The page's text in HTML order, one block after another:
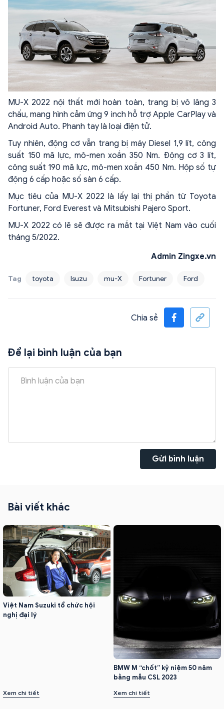
MU-X 2022 nội thất mới hoàn toàn, trang bị vô lăng 3
chấu, mang hình cảm ứng 9 inch hỗ trợ Apple CarPlay và
Android Auto. Phanh tay là loại điện tử.
Tuy nhiên, động cơ vẫn trang bị máy Diesel 1,9 lít, công
suất 150 mã lực, mô-men xoắn 350 Nm. Động cơ 3 lít,
công suất 190 mã lực, mô-men xoắn 450 Nm. Hộp số tự
động 6 cấp hoặc số sàn 6 cấp.
Mục tiêu của MU-X 2022 là lấy lại thị phần từ Toyota
Fortuner, Ford Everest và Mitsubishi Pajero Sport.
MU-X 2022 có lẽ sẽ được ra mắt tại Việt Nam vào cuối
tháng 5/2022.
Admin Zingxe.vn
Tag toyota Isuzu mu-X Fortuner Ford
Chia sẻ
Để lại bình luận của bạn
Gửi bình luận
Bài viết khác
Việt Nam Suzuki tổ chức hội
nghị đại lý
Xem chi tiết
BMW M “chốt” kỷ niệm 50 năm
bằng mẫu CSL 2023
Xem chi tiết